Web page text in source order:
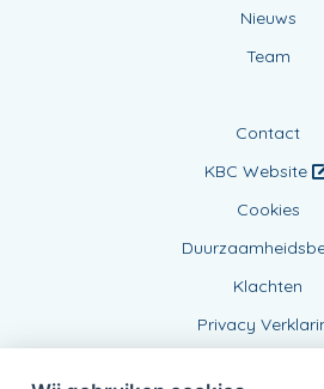
Nieuws
Team
Contact
KBC Website
Cookies
Klachten
Privacy